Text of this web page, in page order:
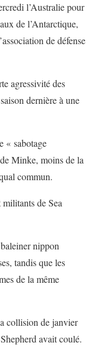
l’Australie pour
de l’Antarctique,
de défense
agressivité des
dernière à une
« sabotage
Minke, moins de la
commun.
de Sea
nippon
tandis que les
de la même
collision de janvier
avait coulé.